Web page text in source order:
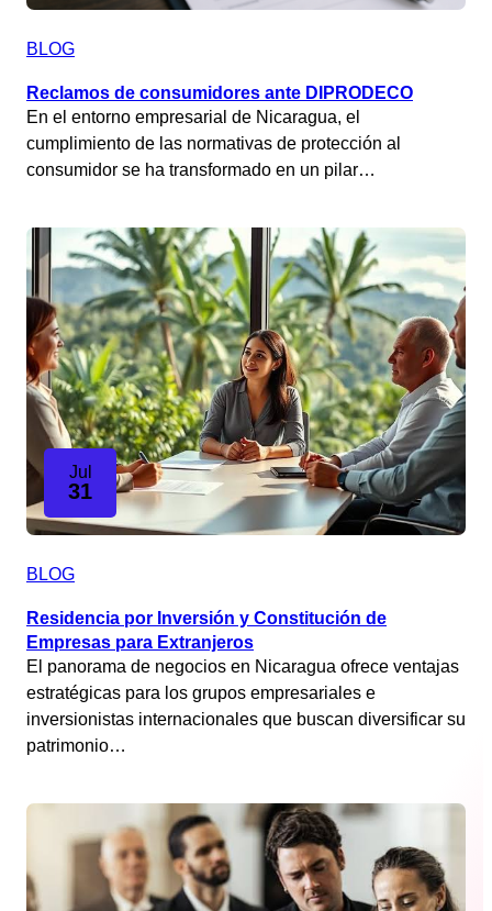
BLOG
Reclamos de consumidores ante DIPRODECO
En el entorno empresarial de Nicaragua, el
cumplimiento de las normativas de protección al
consumidor se ha transformado en un pilar…
Jul
31
BLOG
Residencia por Inversión y Constitución de
Empresas para Extranjeros
El panorama de negocios en Nicaragua ofrece ventajas
estratégicas para los grupos empresariales e
inversionistas internacionales que buscan diversificar su
patrimonio…